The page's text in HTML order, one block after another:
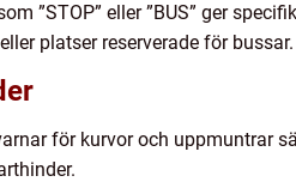
”STOP” eller ”BUS” ger
platser reserverade för bussar.
för kurvor och uppmuntrar